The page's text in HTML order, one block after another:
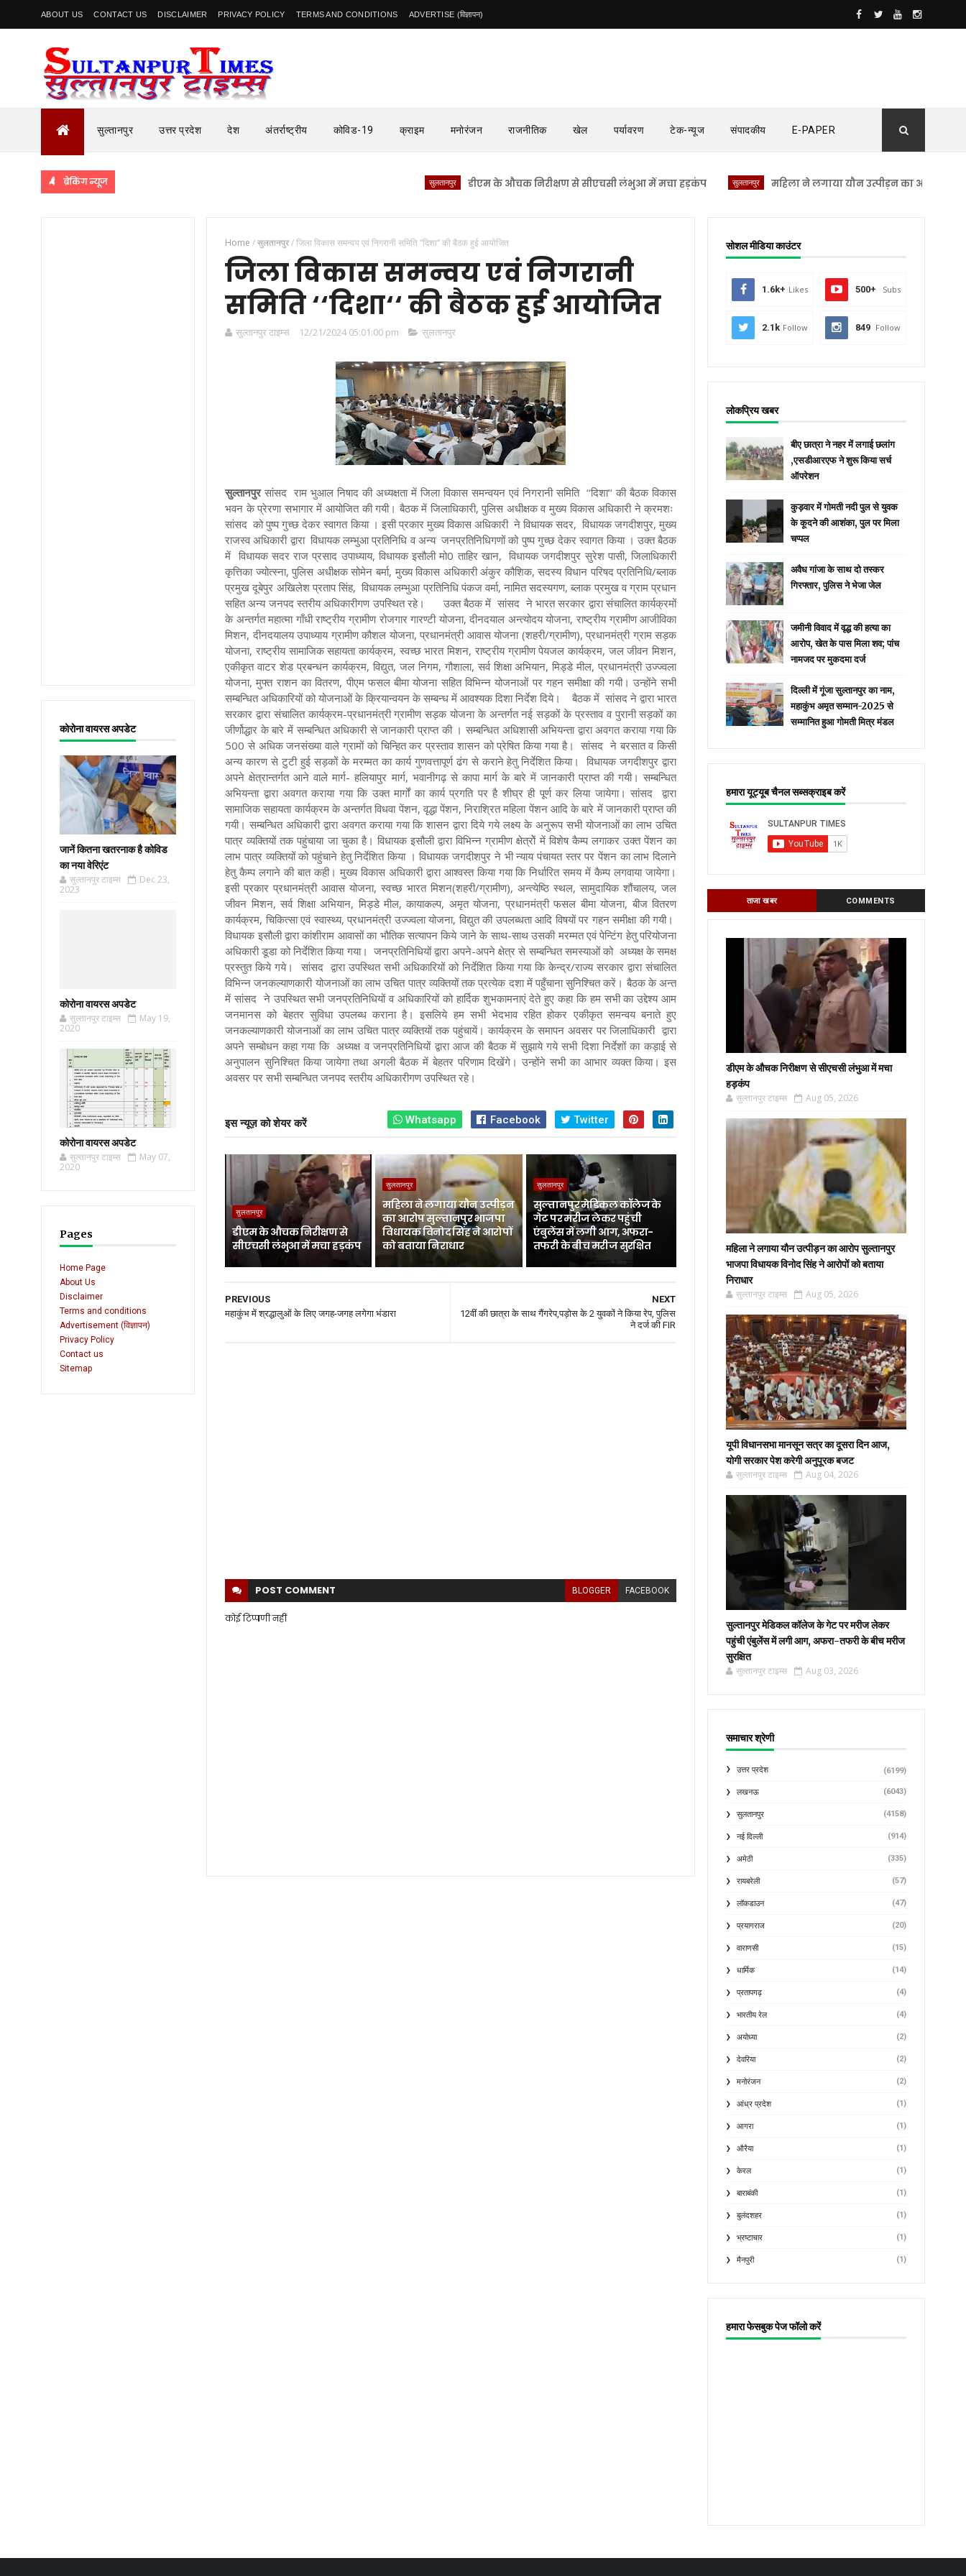
ABOUT US CONTACT US DISCLAIMER PRIVACY POLICY TERMS AND CONDITIONS ADVERTISE (विज्ञापन)
सुल्तानपुर उत्तर प्रदेश देश अंतर्राष्ट्रीय कोविड-19 क्राइम मनोरंजन राजनीतिक खेल पर्यावरण टेक-न्यूज संपादकीय E-PAPER
ब्रेकिंग न्यूज डीएम के औचक निरीक्षण से सीएचसी लंभुआ में मचा हड़कंप सुलतानपुर महिला ने लगाया यौन उत्पीड़न का आरोप सुल्तानपुर
कोरोना वायरस अपडेट
जानें कितना खतरनाक है कोविड
का नया वेरिएंट
सुल्तानपुर टाइम्स
Dec 23,
2023
कोरोना वायरस अपडेट
सुल्तानपुर टाइम्स
May 19,
2020
कोरोना वायरस अपडेट
सुल्तानपुर टाइम्स
May 07,
2020
Pages
Home Page
About Us
Disclaimer
Terms and conditions
Advertisement (विज्ञापन)
Privacy Policy
Contact us
Sitemap
Home /सुलतानपुर/जिला विकास समन्वय एवं निगरानी समिति ‘‘दिशा‘‘ की बैठक हुई आयोजित
जिला विकास समन्वय एवं निगरानी
समिति ‘‘दिशा‘‘ की बैठक हुई आयोजित
सुल्तानपुर टाइम्स 12/21/2024 05:01:00 pm सुलतानपुर
सुल्तानपुरसांसद राम भुआल निषाद की अध्यक्षता में जिला विकास समन्वयन एवं निगरानी समिति ‘‘दिशा‘‘ की बैठक विकास
भवन के प्रेरणा सभागार में आयोजित की गयी। बैठक में जिलाधिकारी, पुलिस अधीक्षक व मुख्य विकास अधिकारी ने क्रमशः
सांसद को पुष्प गुच्छ देकर स्वागत किया । इसी प्रकार मुख्य विकास अधिकारी ने विधायक सदर, विधायक जगदीशपुर, मुख्य
राजस्व अधिकारी द्वारा विधायक लम्भुआ प्रतिनिधि व अन्य जनप्रतिनिधिगणों को पुष्प गुच्छ देकर स्वागत किया । उक्त बैठक
में विधायक सदर राज प्रसाद उपाध्याय, विधायक इसौली मो0 ताहिर खान, विधायक जगदीशपुर सुरेश पासी, जिलाधिकारी
कृत्तिका ज्योत्स्ना, पुलिस अधीक्षक सोमेन बर्मा, मुख्य विकास अधिकारी अंकुर कौशिक, सदस्य विधान परिषद प्रतिनिधि/ब्लाक
प्रमुख दूबेपुर अखिलेश प्रताप सिंह, विधायक लम्भुआ प्रतिनिधि पंकज वर्मा, नामित सदस्यगण, ब्लाक प्रमुख व ग्राम प्रधान
सहित अन्य जनपद स्तरीय अधिकारीगण उपस्थित रहे। उक्त बैठक में सांसद ने भारत सरकार द्वारा संचालित कार्यक्रमों
के अन्तर्गत महात्मा गाँधी राष्ट्रीय ग्रामीण रोजगार गारण्टी योजना, दीनदयाल अन्त्योदय योजना, राष्ट्रीय ग्रामीण आजीविका
मिशन, दीनदयालय उपाध्याय ग्रामीण कौशल योजना, प्रधानमंत्री आवास योजना (शहरी/ग्रामीण), प्रधानमंत्री ग्राम सड़क
योजना, राष्ट्रीय सामाजिक सहायता कार्यक्रम, स्वच्छ भारत मिशन, राष्ट्रीय ग्रामीण पेयजल कार्यक्रम, जल जीवन मिशन,
एकीकृत वाटर शेड प्रबन्धन कार्यक्रम, विद्युत, जल निगम, गौशाला, सर्व शिक्षा अभियान, मिड्डे मील, प्रधानमंत्री उज्ज्वला
योजना, मुफ्त राशन का वितरण, पीएम फसल बीमा योजना सहित विभिन्न योजनाओं पर गहन समीक्षा की गयी। उन्होंने सभी
सम्बन्धित अधिकारियों को योजनाओं के क्रियान्वयन के सम्बन्ध में आवश्यक दिशा निर्देश दिये। बैठक में सांसद ने द्वारा भारत
सरकार द्वारा संचालित कार्यक्रम-प्रधानमंत्री ग्रामीण सड़क योजना के अन्तर्गत नई सड़कों के प्रस्ताव व पुरानी सड़कों का
जीर्णोद्धार के बारे में सम्बन्धित अधिकारी से जानकारी प्राप्त की । सम्बन्धित अधिशासी अभियन्ता द्वारा अवगत कराया गया कि
500 से अधिक जनसंख्या वाले ग्रामों को चिन्हित कर प्रस्ताव शासन को प्रेषित किया गया है। सांसद ने बरसात व किसी
अन्य कारण से टुटी हुई सड़कों के मरम्मत का कार्य गुणवत्तापूर्ण ढंग से कराने हेतु निर्देशित किया। विधायक जगदीशपुर द्वारा
अपने क्षेत्रान्तर्गत आने वाले मार्ग- हलियापुर मार्ग, भवानीगढ़ से कापा मार्ग के बारे में जानकारी प्राप्त की गयी। सम्बन्धित
अभियन्ता द्वारा अवगत कराया गया कि उक्त मार्गों का कार्य प्रगति पर है शीघ्र ही पूर्ण कर लिया जायेगा। सांसद द्वारा
सामाजिक सहायता कार्यक्रम के अन्तर्गत विधवा पेंशन, वृद्धा पेंशन, निराश्रित महिला पेंशन आदि के बारे में जानकारी प्राप्त की
गयी। सम्बन्धित अधिकारी द्वारा अवगत कराया गया कि शासन द्वारा दिये गये लक्ष्य के अनुरूप सभी योजनाओं का लाभ उचित
पात्र व्यक्तियों तक पहुंचाया जा चुका है। विधायक इसौली द्वारा विभिन्न ग्रामीण क्षेत्रोें में विशेष कैम्प लगाकर उक्त पेंशन का
लाभ पात्र व्यक्तियों को पहुंचाने हेतु निर्देशित किया । विधायक जगदीशपुर ने भी न्याय पंचायत स्तर पर पेंशन का लाभ दिलाने
हेतु कैम्प लगाने की बात कही। मुख्य विकास अधिकारी द्वारा आश्वस्त किया गया कि निर्धारित समय में कैम्प लगवाया जायेगा।
इसी प्रकार प्रधानमंत्री आवास योजना, स्वच्छ भारत मिशन(शहरी/ग्रामीण), अन्त्येष्ठि स्थल, सामुदायिक शौंचालय, जल
जीवन मिशन, सर्व शिक्षा अभियान, मिड्डे मील, कायाकल्प, अमृत योजना, प्रधानमंत्री फसल बीमा योजना, बीज वितरण
कार्यक्रम, चिकित्सा एवं स्वास्थ्य, प्रधानमंत्री उज्ज्वला योजना, विद्युत की उपलब्धता आदि विषयों पर गहन समीक्षा की गयी।
विधायक इसौली द्वारा कांशीराम आवासों का भौतिक सत्यापन किये जाने के साथ-साथ उसकी मरम्मत एवं पेन्टिंग हेतु परियोजना
अधिकारी डूडा को निर्देशित किया गया। जनप्रतिनिधियों द्वारा अपने-अपने क्षेत्र से सम्बन्धित समस्याओं को अध्यक्ष के समक्ष
प्रस्तुत किये गये। सांसद द्वारा उपस्थित सभी अधिकारियों को निर्देशित किया गया कि केन्द्र/राज्य सरकार द्वारा संचालित
विभिन्न जनकल्याणकारी योजनाओं का लाभ उचित पात्र व्यक्तियों तक प्रत्येक दशा में पहुँचाना सुनिश्चित करें। बैठक के अन्त
में सांसद ने उपस्थित सभी जनप्रतिनिधियों व अधिकारियों को हार्दिक शुभकामनाएं देते हुए कहा कि हम सभी का उद्देश्य आम
जनमानस को बेहतर सुविधा उपलब्ध कराना है। इसलिये हम सभी भेदभाव रहित होकर एकीकृत समन्वय बनाते हुए
जनकल्याणकारी योजनाओं का लाभ उचित पात्र व्यक्तियों तक पहुंचायें। कार्यक्रम के समापन अवसर पर जिलाधिकारी द्वारा
अपने सम्बोधन कहा गया कि अध्यक्ष व जनप्रतिनिधियों द्वारा आज की बैठक में सुझाये गये सभी दिशा निर्देशों का कड़ाई से
अनुपालन सुनिश्चित किया जायेगा तथा अगली बैठक में बेहतर परिणाम दिखेंगे। उन्होंने सभी का आभार व्यक्त किया। इस
अवसर पर सभी सम्बन्धित जनपद स्तरीय अधिकारीगण उपस्थित रहे।
इस न्यूज़ को शेयर करें Whatsapp Facebook Twitter
सुलतानपुर
डीएम के औचक निरीक्षण से
सीएचसी लंभुआ में मचा हड़कंप
सुलतानपुर
महिला ने लगाया यौन उत्पीड़न
का आरोप सुल्तानपुर भाजपा
विधायक विनोद सिंह ने आरोपों
को बताया निराधार
सुलतानपुर
सुल्तानपुर मेडिकल कॉलेज के
गेट पर मरीज लेकर पहुंची
एंबुलेंस में लगी आग, अफरा-
तफरी के बीच मरीज सुरक्षित
NEXT
12वीं की छात्रा के साथ गैंगरेप,पड़ोस के 2 युवकों ने किया रेप, पुलिस
ने दर्ज की FIR
PREVIOUS
महाकुंभ में श्रद्धालुओं के लिए जगह-जगह लगेगा भंडारा
POST COMMENT BLOGGER FACEBOOK
कोई टिप्पणी नहीं
सोशल मीडिया काउंटर
1.6k+ Likes 500+ Subs
2.1k Follow 849 Follow
लोकप्रिय खबर
बीए छात्रा ने नहर में लगाई छलांग
,एसडीआरएफ ने शुरू किया सर्च
ऑपरेशन
कुड़वार में गोमती नदी पुल से युवक
के कूदने की आशंका, पुल पर मिला
चप्पल
अवैध गांजा के साथ दो तस्कर
गिरफ्तार, पुलिस ने भेजा जेल
जमीनी विवाद में वृद्ध की हत्या का
आरोप, खेत के पास मिला शव; पांच
नामजद पर मुकदमा दर्ज
दिल्ली में गूंजा सुल्तानपुर का नाम,
महाकुंभ अमृत सम्मान-2025 से
सम्मानित हुआ गोमती मित्र मंडल
हमारा यूट्यूब चैनल सब्सक्राइब करें
ताजा खबर COMMENTS
डीएम के औचक निरीक्षण से सीएचसी लंभुआ में मचा
हड़कंप
सुल्तानपुर टाइम्स Aug 05, 2026
महिला ने लगाया यौन उत्पीड़न का आरोप सुल्तानपुर
भाजपा विधायक विनोद सिंह ने आरोपों को बताया
निराधार
सुल्तानपुर टाइम्स Aug 05, 2026
यूपी विधानसभा मानसून सत्र का दूसरा दिन आज,
योगी सरकार पेश करेगी अनुपूरक बजट
सुल्तानपुर टाइम्स Aug 04, 2026
सुल्तानपुर मेडिकल कॉलेज के गेट पर मरीज लेकर
पहुंची एंबुलेंस में लगी आग, अफरा-तफरी के बीच मरीज
सुरक्षित
सुल्तानपुर टाइम्स Aug 03, 2026
समाचार श्रेणी
उत्तर प्रदेश (6199)
लखनऊ (6043)
सुलतानपुर (4158)
नई दिल्ली (914)
अमेठी (335)
रायबरेली (57)
लॉकडाउन (47)
प्रयागराज (20)
वाराणसी (15)
धार्मिक (14)
प्रतापगढ़ (4)
भारतीय रेल (4)
अयोध्या (2)
देवरिया (2)
मनोरंजन (2)
आंध्र प्रदेश (1)
आगरा (1)
औरैया (1)
केरल (1)
बाराबंकी (1)
बुलंदशहर (1)
भ्रष्टाचार (1)
मैनपुरी (1)
हमारा फेसबुक पेज फॉलो करें